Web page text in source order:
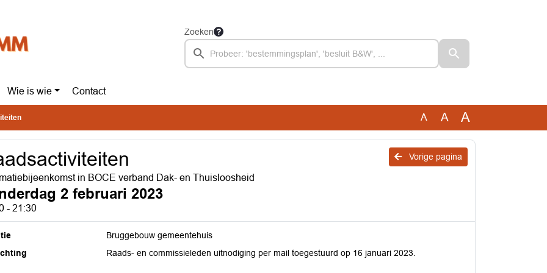
Zoeken
Wie is wie Contact
A A A
Vorige pagina
in BOCE verband Dak- en Thuisloosheid
2 februari 2023
- 21:30
Bruggebouw gemeentehuis
Raads- en commissieleden uitnodiging per mail toegestuurd op 16 januari 2023.